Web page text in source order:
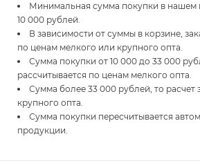
Минимальная сумма покупки в нашем
10 000 рублей.
В зависимости от суммы в корзине,
по ценам мелкого или крупного опта.
Сумма покупки от 10 000 до 33 000
рассчитывается по ценам мелкого опта.
Сумма более 33 000 рублей, то расчет
крупного опта.
Сумма покупки пересчитывается
продукции.